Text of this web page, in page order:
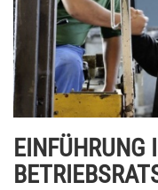
EINFÜHRUNG